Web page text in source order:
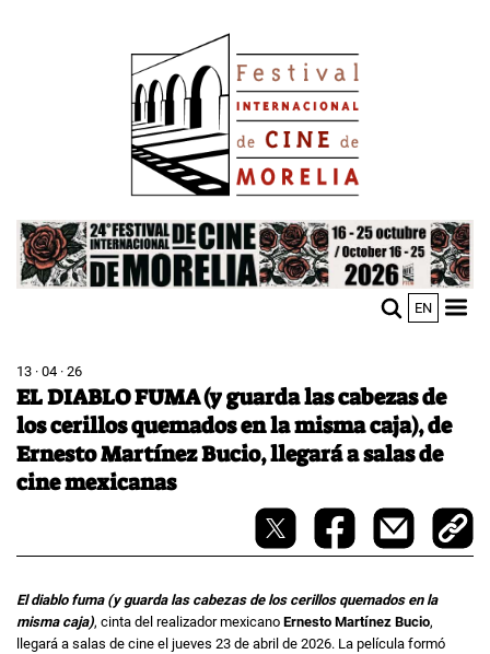
Image
EN
13 · 04 · 26
EL DIABLO FUMA (y guarda las cabezas de
los cerillos quemados en la misma caja), de
Ernesto Martínez Bucio, llegará a salas de
cine mexicanas
El diablo fuma (y guarda las cabezas de los cerillos quemados en la
misma caja), cinta del realizador mexicano Ernesto Martínez Bucio,
llegará a salas de cine el jueves 23 de abril de 2026. La película formó